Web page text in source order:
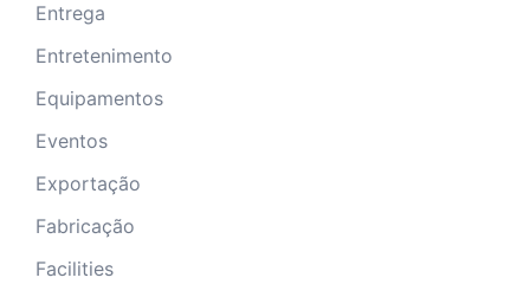
Entrega
Entretenimento
Equipamentos
Eventos
Exportação
Fabricação
Facilities